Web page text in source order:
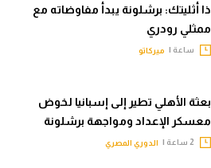
ذا أثليتك: برشلونة يبدأ مفاوضاته مع
ممثلي رودري
ساعة | ميركاتو
بعثة الأهلي تطير إلى إسبانيا لخوض
معسكر الإعداد ومواجهة برشلونة
الدوري المصري